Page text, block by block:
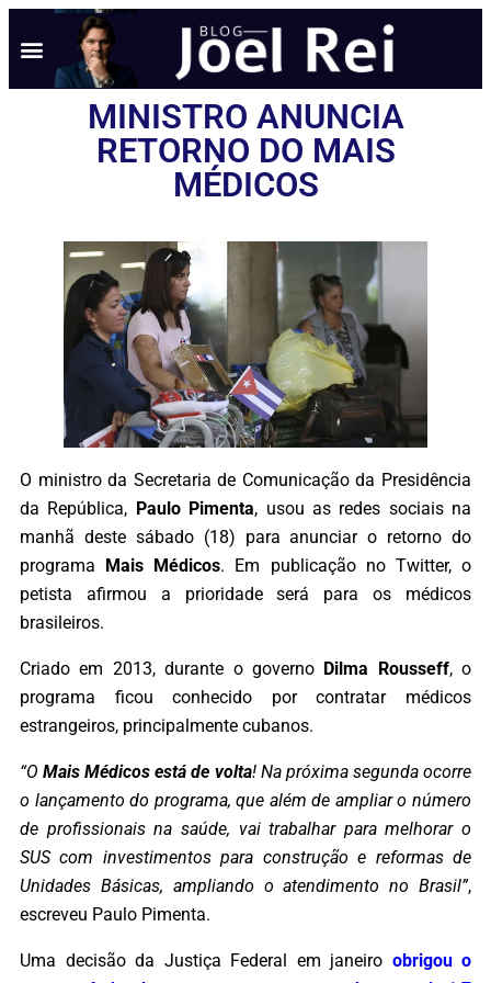
MINISTRO ANUNCIA
RETORNO DO MAIS
MÉDICOS
O ministro da Secretaria de Comunicação da Presidência
da República, Paulo Pimenta, usou as redes sociais na
manhã deste sábado (18) para anunciar o retorno do
programa Mais Médicos. Em publicação no Twitter, o
petista afirmou a prioridade será para os médicos
brasileiros.
Criado em 2013, durante o governo Dilma Rousseff, o
programa ficou conhecido por contratar médicos
estrangeiros, principalmente cubanos.
“OMais Médicos está de volta! Na próxima segunda ocorre
o lançamento do programa, que além de ampliar o número
de profissionais na saúde, vai trabalhar para melhorar o
SUS com investimentos para construção e reformas de
Unidades Básicas, ampliando o atendimento no Brasil”,
escreveu Paulo Pimenta.
Uma decisão da Justiça Federal em janeiro obrigou o